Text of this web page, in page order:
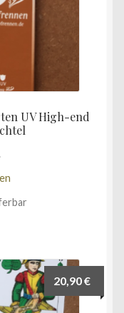
UV High-end
20,90€